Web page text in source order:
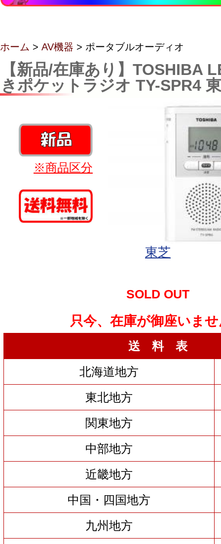
ホーム > AV機器 > ポータブルオーディオ
【新品/在庫あり】TOSHIBA
きポケットラジオ TY-SPR4
※商品区分
東芝
SOLD OUT
只今、在庫が御座いま
送 料 表
北海道地方
東北地方
関東地方
中部地方
近畿地方
中国・四国地方
九州地方